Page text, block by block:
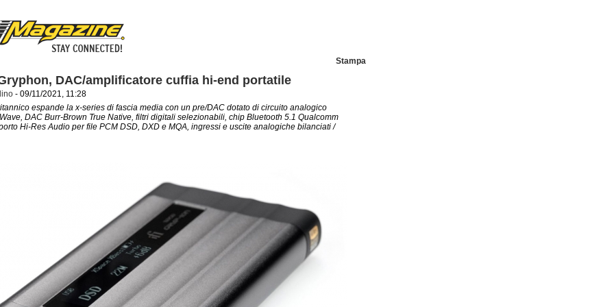
Stampa
DAC/amplificatore cuffia hi-end portatile
- 09/11/2021, 11:28
espande la x-series di fascia media con un pre/DAC dotato di circuito analogico
DAC Burr-Brown True Native, filtri digitali selezionabili, chip Bluetooth 5.1 Qualcomm
Hi-Res Audio per file PCM DSD, DXD e MQA, ingressi e uscite analogiche bilanciati /